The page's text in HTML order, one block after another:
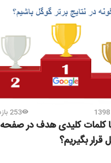
253 بازدید
کلمات کلیدی هدف در صفحه
قرار بگیریم؟